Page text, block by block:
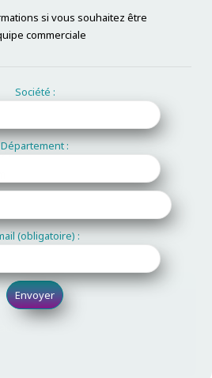
si vous souhaitez être
commerciale
Société :
Département :
(obligatoire) :